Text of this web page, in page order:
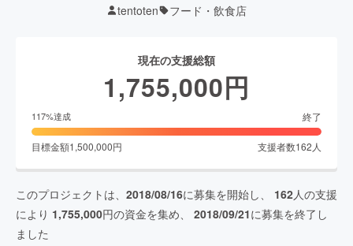
tentoten フード・飲食店
現在の支援総額
1,755,000円
117%達成 終了
目標金額1,500,000円 支援者数162 人
このプロジェクトは、 2018/08/16に募集を開始し、 162人の支援
により 1,755,000円の資金を集め、 2018/09/21に募集を終了し
ました